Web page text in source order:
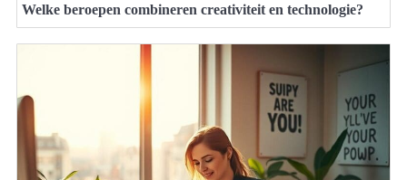
Welke beroepen combineren creativiteit en technologie?